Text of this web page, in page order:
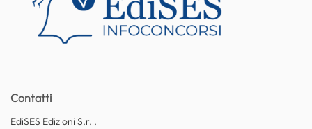
Contatti
EdiSES Edizioni S.r.l.